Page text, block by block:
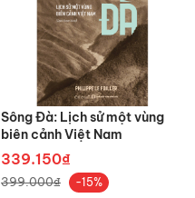
Sông Đà: Lịch sử một vùng
biên cảnh Việt Nam
339.150₫
399.000₫ -15%